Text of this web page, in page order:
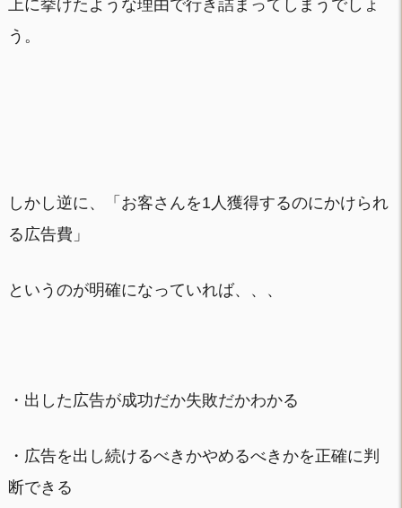
上に挙げたような理由で行き詰まってしまうでしょ
う。
しかし逆に、「お客さんを1人獲得するのにかけられ
る広告費」
というのが明確になっていれば、、、
・出した広告が成功だか失敗だかわかる
・広告を出し続けるべきかやめるべきかを正確に判
断できる